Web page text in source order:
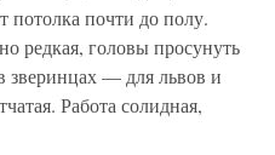
потолка почти до полу.
редкая, головы просунуть
зверинцах — для львов и
Работа солидная,